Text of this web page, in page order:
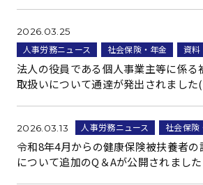
2026.03.25
人事労務ニュース 社会保険・年金 資料
法人の役員である個人事業主等に係る
取扱いについて通達が発出されました
2026.03.13 人事労務ニュース 社会保険
令和8年4月からの健康保険被扶養者の
について追加のQ＆Aが公開されまし